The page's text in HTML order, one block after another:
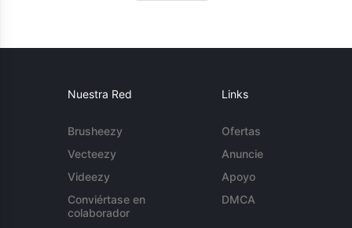
Nuestra Red
Brusheezy
Vecteezy
Videezy
Conviértase en
colaborador
Links
Ofertas
Anuncie
Apoyo
DMCA